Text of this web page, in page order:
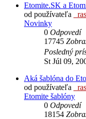
Etomite.SK a
od používateľa
Novinky
0 Odpovedí
17745
Posledný
St Júl 09,
Aká šablóna do
od používateľa
Etomite šablóny
0 Odpovedí
18154